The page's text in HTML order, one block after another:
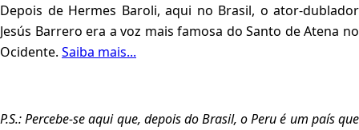
Depois de Hermes Baroli, aqui no Brasil, o ator-dublador
Jesús Barrero era a voz mais famosa do Santo de Atena no
Ocidente. Saiba mais...
P.S.: Percebe-se aqui que, depois do Brasil, o Peru é um país que